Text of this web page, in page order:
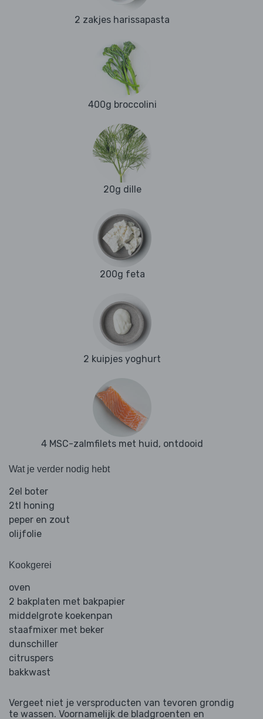
2 zakjes harissapasta
400g broccolini
20g dille
200g feta
2 kuipjes yoghurt
4 MSC-zalmfilets met huid, ontdooid
Wat je verder nodig hebt
2el boter
2tl honing
peper en zout
olijfolie
Kookgerei
oven
2 bakplaten met bakpapier
middelgrote koekenpan
staafmixer met beker
dunschiller
citruspers
bakkwast
Vergeet niet je versproducten van tevoren grondig
te wassen. Voornamelijk de bladgroenten en